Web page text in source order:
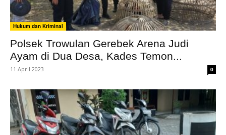
Hukum dan Kriminal
Polsek Trowulan Gerebek Arena Judi
Ayam di Dua Desa, Kades Temon...
11 April 2023 0